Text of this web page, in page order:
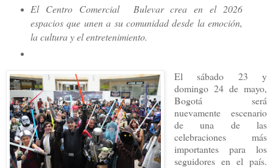
El Centro Comercial Bulevar crea en el 2026
espacios que unen a su comunidad desde la emoción,
la cultura y el entretenimiento.
El sábado 23 y
domingo 24 de mayo,
Bogotá será
nuevamente escenario
de una de las
celebraciones más
importantes para los
seguidores en el país.